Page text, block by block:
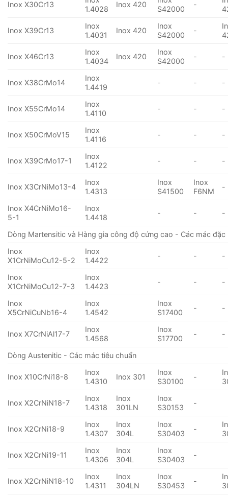
Inox X30Cr13
1.4028
Inox 420
S42000
-
Inox X39Cr13
Inox
1.4031
Inox 420
Inox
S42000
-
Inox X46Cr13
Inox
1.4034
Inox 420
Inox
S42000
- -
Inox X38CrMo14
Inox
1.4419
- - -
Inox X55CrMo14
Inox
1.4110
- - -
Inox X50CrMoV15
Inox
1.4116
- - -
Inox X39CrMo17-1
Inox
1.4122
- - -
Inox X3CrNiMo13-4
Inox
1.4313
Inox
S41500
Inox
F6NM
-
Inox X4CrNiMo16-
5-1
Inox
1.4418
- - -
Dòng Martensitic và Hàng gia công độ cứng cao - Các mác đặc
Inox
X1CrNiMoCu12-5-2
Inox
1.4422
- - -
Inox
X1CrNiMoCu12-7-3
Inox
1.4423
- - -
Inox
X5CrNiCuNb16-4
Inox
1.4542
Inox
S17400
- -
Inox X7CrNiAl17-7
Inox
1.4568
Inox
S17700
- -
Dòng Austenitic - Các mác tiêu chuẩn
Inox X10CrNi18-8
Inox
1.4310
Inox 301
Inox
S30100
-
Inox X2CrNiN18-7
Inox
1.4318
Inox
301LN
Inox
S30153
-
Inox X2CrNi18-9
Inox
1.4307
Inox
304L
Inox
S30403
-
Inox X2CrNi19-11
Inox
1.4306
Inox
304L
Inox
S30403
-
Inox X2CrNiN18-10
Inox
1.4311
Inox
304LN
Inox
S30453
-